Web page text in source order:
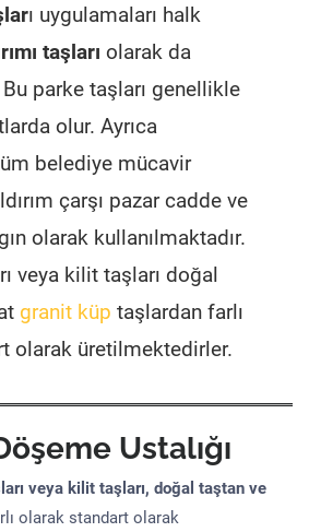
ı uygulamaları halk
taşları olarak da
parke taşları genellikle
olur. Ayrıca
belediye mücavir
çarşı pazar cadde ve
olarak kullanılmaktadır.
veya kilit taşları doğal
granit küp taşlardan farlı
olarak üretilmektedirler.
Ustalığı
veya kilit taşları, doğal taştan ve
olarak standart olarak